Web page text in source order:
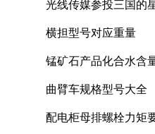
光线传媒参投三国的
横担型号对应重量
锰矿石产品化合水含
曲臂车规格型号大全
配电柜母排螺栓力矩